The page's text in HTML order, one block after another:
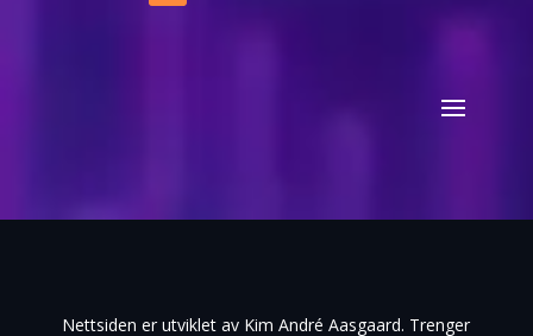
Nettsiden er utviklet av Kim André Aasgaard. Trenger